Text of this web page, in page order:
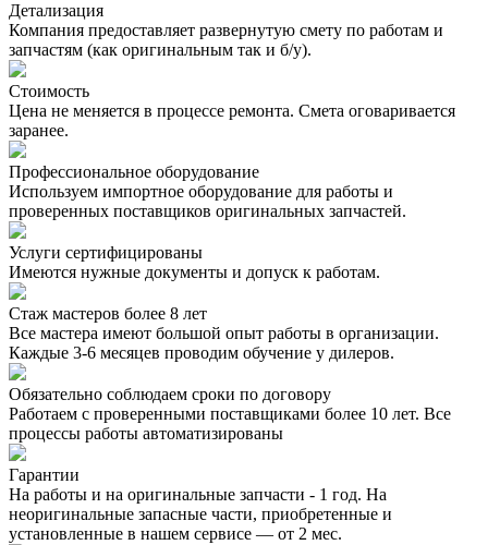
Детализация
Компания предоставляет развернутую смету по работам и
запчастям (как оригинальным так и б/у).
Стоимость
Цена не меняется в процессе ремонта. Смета оговаривается
заранее.
Профессиональное оборудование
Используем импортное оборудование для работы и
проверенных поставщиков оригинальных запчастей.
Услуги сертифицированы
Имеются нужные документы и допуск к работам.
Стаж мастеров более 8 лет
Все мастера имеют большой опыт работы в организации.
Каждые 3-6 месяцев проводим обучение у дилеров.
Обязательно соблюдаем сроки по договору
Работаем с проверенными поставщиками более 10 лет. Все
процессы работы автоматизированы
Гарантии
На работы и на оригинальные запчасти - 1 год. На
неоригинальные запасные части, приобретенные и
установленные в нашем сервисе — от 2 мес.